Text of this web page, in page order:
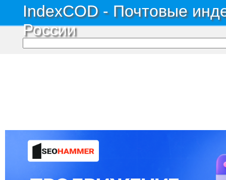
IndexCOD - Почтовые
России